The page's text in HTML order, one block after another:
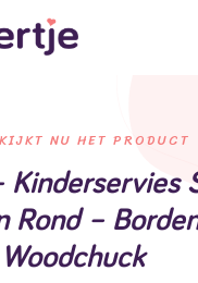
NU HET PRODUCT
Kinderservies
Rond –
Woodchuck